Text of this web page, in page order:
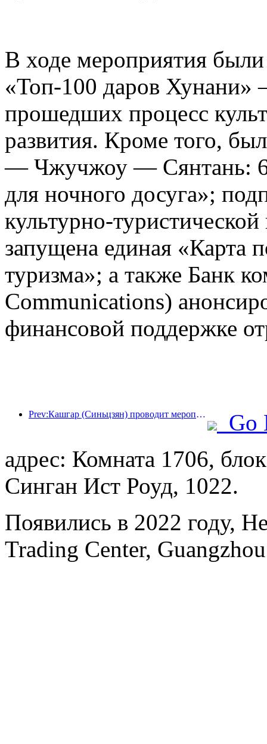
В ходе мероприятия были
«Топ-100 даров Хунани»
прошедших процесс
развития. Кроме того,
— Чжучжоу — Сянтань:
для ночного досуга»;
культурно-
запущена единая «Карта
туризма»; а также Банк
Communications)
финансовой поддержке
Prev:Кашгар (Синьцзян) проводит мероприятие по продвижению туризма с целью содействия межэтническому обмену.
Go
адрес: Комната 1706,
Синган Ист Роуд, 1022.
Появились в 2022 году,
Trading Center,